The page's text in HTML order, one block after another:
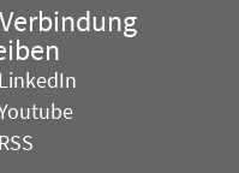
LinkedIn
RSS